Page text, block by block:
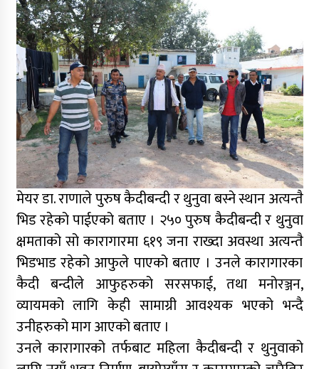
मेयर डा. राणाले पुरुष कैदीबन्दी र थुनुवा बस्ने स्थान अत्यन्तै
भिड रहेको पाईएको बताए । २५० पुरुष कैदीबन्दी र थुनुवा
क्षमताको सो कारागारमा ६१९ जना राख्दा अवस्था अत्यन्तै
भिडभाड रहेको आफुले पाएको बताए । उनले कारागारका
कैदी बन्दीले आफुहरुको सरसफाई, तथा मनोरञ्जन,
व्यायमको लागि केही सामाग्री आवश्यक भएको भन्दै
उनीहरुको माग आएको बताए ।
उनले कारागारको तर्फबाट महिला कैदीबन्दी र थुनुवाको